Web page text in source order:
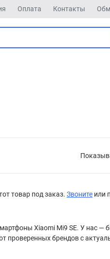
Оплата Контакты
товар под заказ. Звоните или
Xiaomi Mi9 SE. У нас —
проверенных брендов с